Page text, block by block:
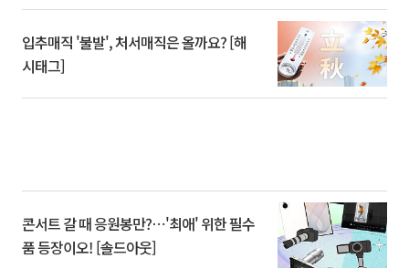
입추매직 '불발', 처서매직은 올까요? [해
시태그]
콘서트 갈 때 응원봉만?⋯'최애' 위한 필수
품 등장이오! [솔드아웃]